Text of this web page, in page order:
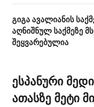
დაინერგა,
“ერთდროულად
მიგრაციის
გიგა ავალიანის
აღნიშნულ საქმეზე
შეყვარებულია
ესპანური
ათასზე მეტი